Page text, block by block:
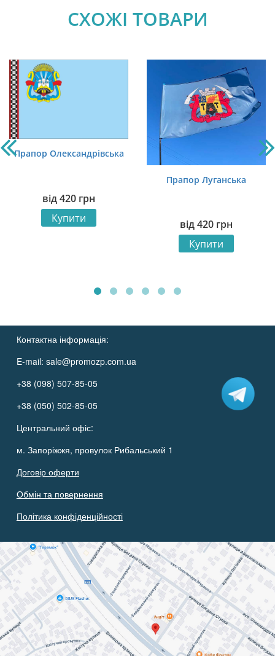
СХОЖІ ТОВАРИ
Прапор Олександрівська
від420 грн
Купити
Прапор Луганська
від420 грн
Купити
Контактна інформація:
E-mail: sale@promozp.com.ua
+38 (098) 507-85-05
+38 (050) 502-85-05
Центральний офіс:
м. Запоріжжя, провулок Рибальський 1
Договір оферти
Обмін та повернення
Політика конфіденційності